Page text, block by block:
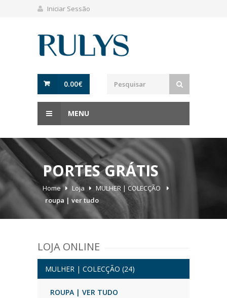
Iniciar Sessão
0.00€
MENU
PORTES GRÁTIS
Home Loja
MULHER | COLECÇÃO
roupa | ver tudo
LOJA ONLINE
MULHER | COLECÇÃO (24)
ROUPA | VER TUDO